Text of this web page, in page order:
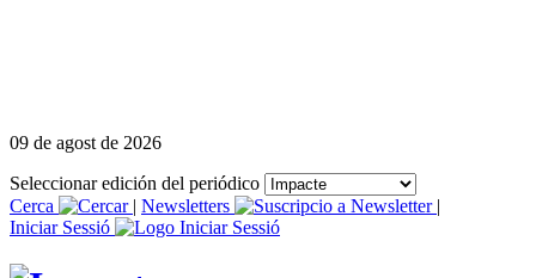
09 de agost de 2026
Seleccionar edición del periódico
Cerca
| Newsletters
|
Iniciar Sessió